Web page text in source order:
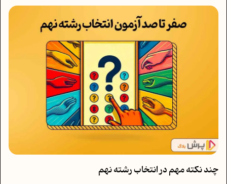
چند نکته مهم در انتخاب رشته نهم